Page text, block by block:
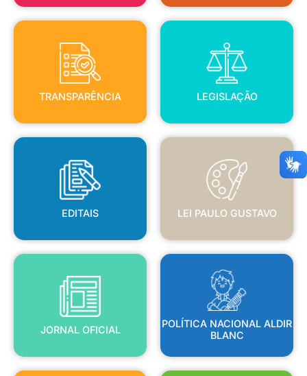
TRANSPARÊNCIA
TRANSPARÊNCIA
LEGISLAÇÃO
LEGISLAÇÃO
EDITAIS
EDITAIS
LEI PAULO GUSTAVO
LEI PAULO GUSTAVO
JORNAL OFICIAL
JORNAL OFICIAL
POLÍTICA NACIONAL ALDIR
BLANC
POLÍTICA NACIONAL ALDIR
BLANC